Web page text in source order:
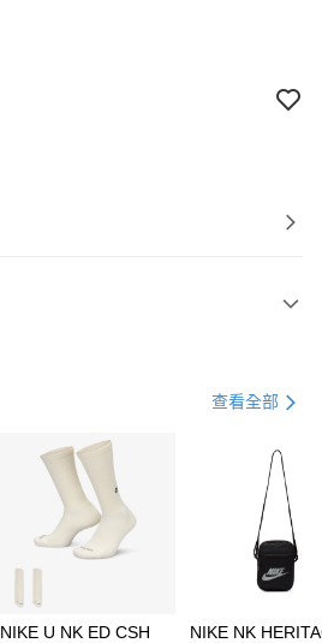
21家銀行
第一商業銀行
彰化商業銀行
查看全部
NIKE U NK ED CSH
NIKE NK